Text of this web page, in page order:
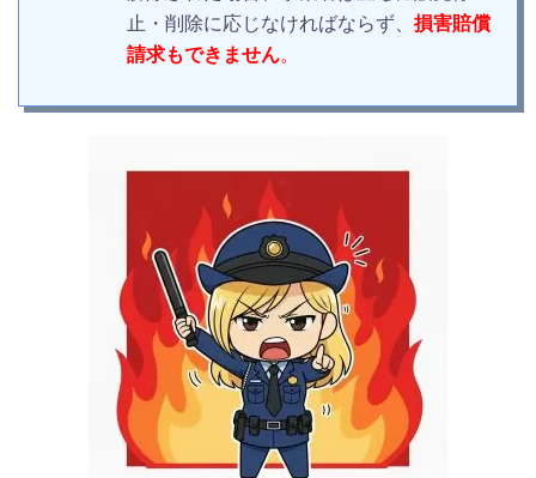
止・削除に応じなければならず、 損害賠償
請求もできません。